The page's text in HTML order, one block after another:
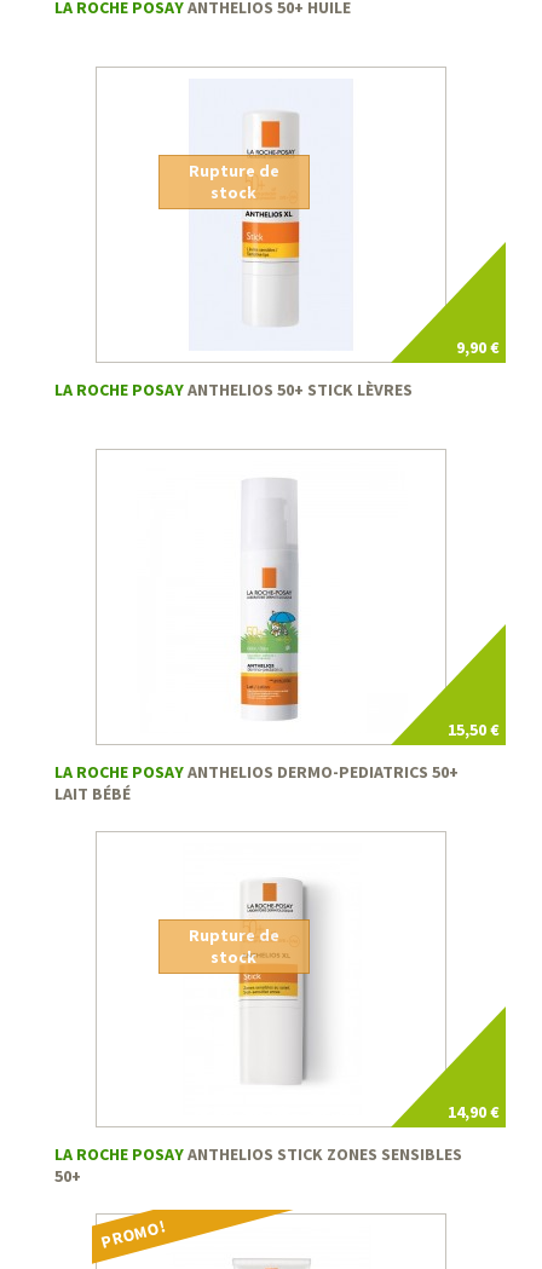
LA ROCHE POSAYANTHELIOS 50+ HUILE
9,90 €
Rupture de
stock
LA ROCHE POSAYANTHELIOS 50+ STICK LÈVRES
15,50 €
LA ROCHE POSAYANTHELIOS DERMO-PEDIATRICS 50+
LAIT BÉBÉ
14,90 €
Rupture de
stock
LA ROCHE POSAYANTHELIOS STICK ZONES SENSIBLES
50+
PROMO!